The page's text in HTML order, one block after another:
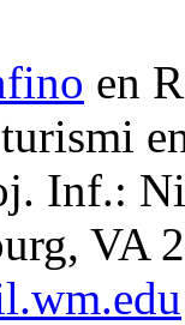
en
Inf.:
VA